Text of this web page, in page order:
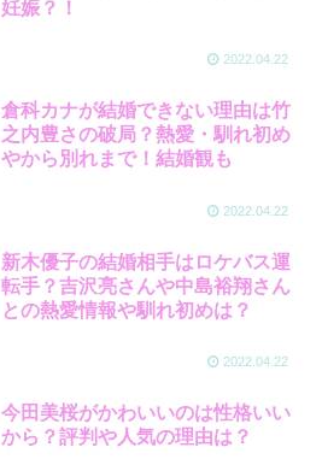
妊娠？！
2022.04.22
倉科カナが結婚できない理由は竹
之内豊さの破局？熱愛・馴れ初め
やから別れまで！結婚観も
2022.04.22
新木優子の結婚相手はロケバス運
転手？吉沢亮さんや中島裕翔さん
との熱愛情報や馴れ初めは？
2022.04.22
今田美桜がかわいいのは性格いい
から？評判や人気の理由は？